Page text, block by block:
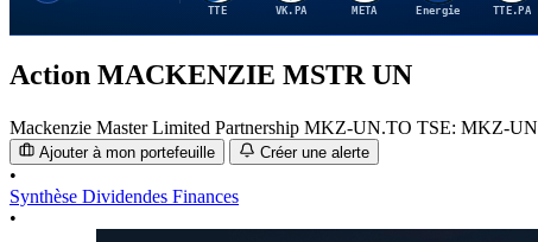
TTE VK.PA META Energie TTE.PA
Action MACKENZIE MSTR UN
Mackenzie Master Limited Partnership MKZ-UN.TO TSE: MKZ-UN
Ajouter à mon portefeuille Créer une alerte
•
Synthèse Dividendes Finances
•